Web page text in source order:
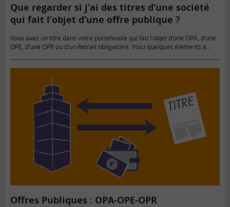
Que regarder si j’ai des titres d’une société
qui fait l’objet d’une offre publique ?
Vous avez un titre dans votre portefeuille qui fait l’objet d’une OPA, d’une
OPE, d’une OPR ou d’un Retrait obligatoire. Voici quelques éléments à
Offres Publiques : OPA-OPE-OPR